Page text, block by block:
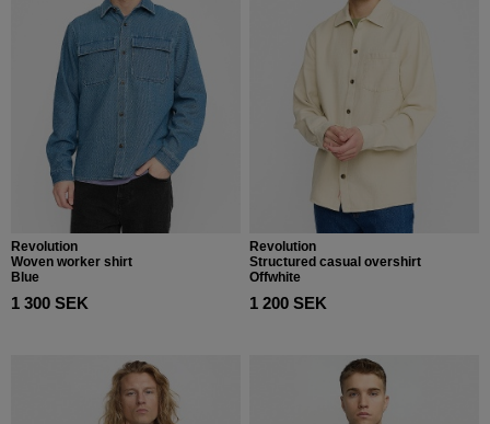
Revolution
Woven worker shirt
Blue
1 300 SEK
Revolution
Structured casual overshirt
Offwhite
1 200 SEK